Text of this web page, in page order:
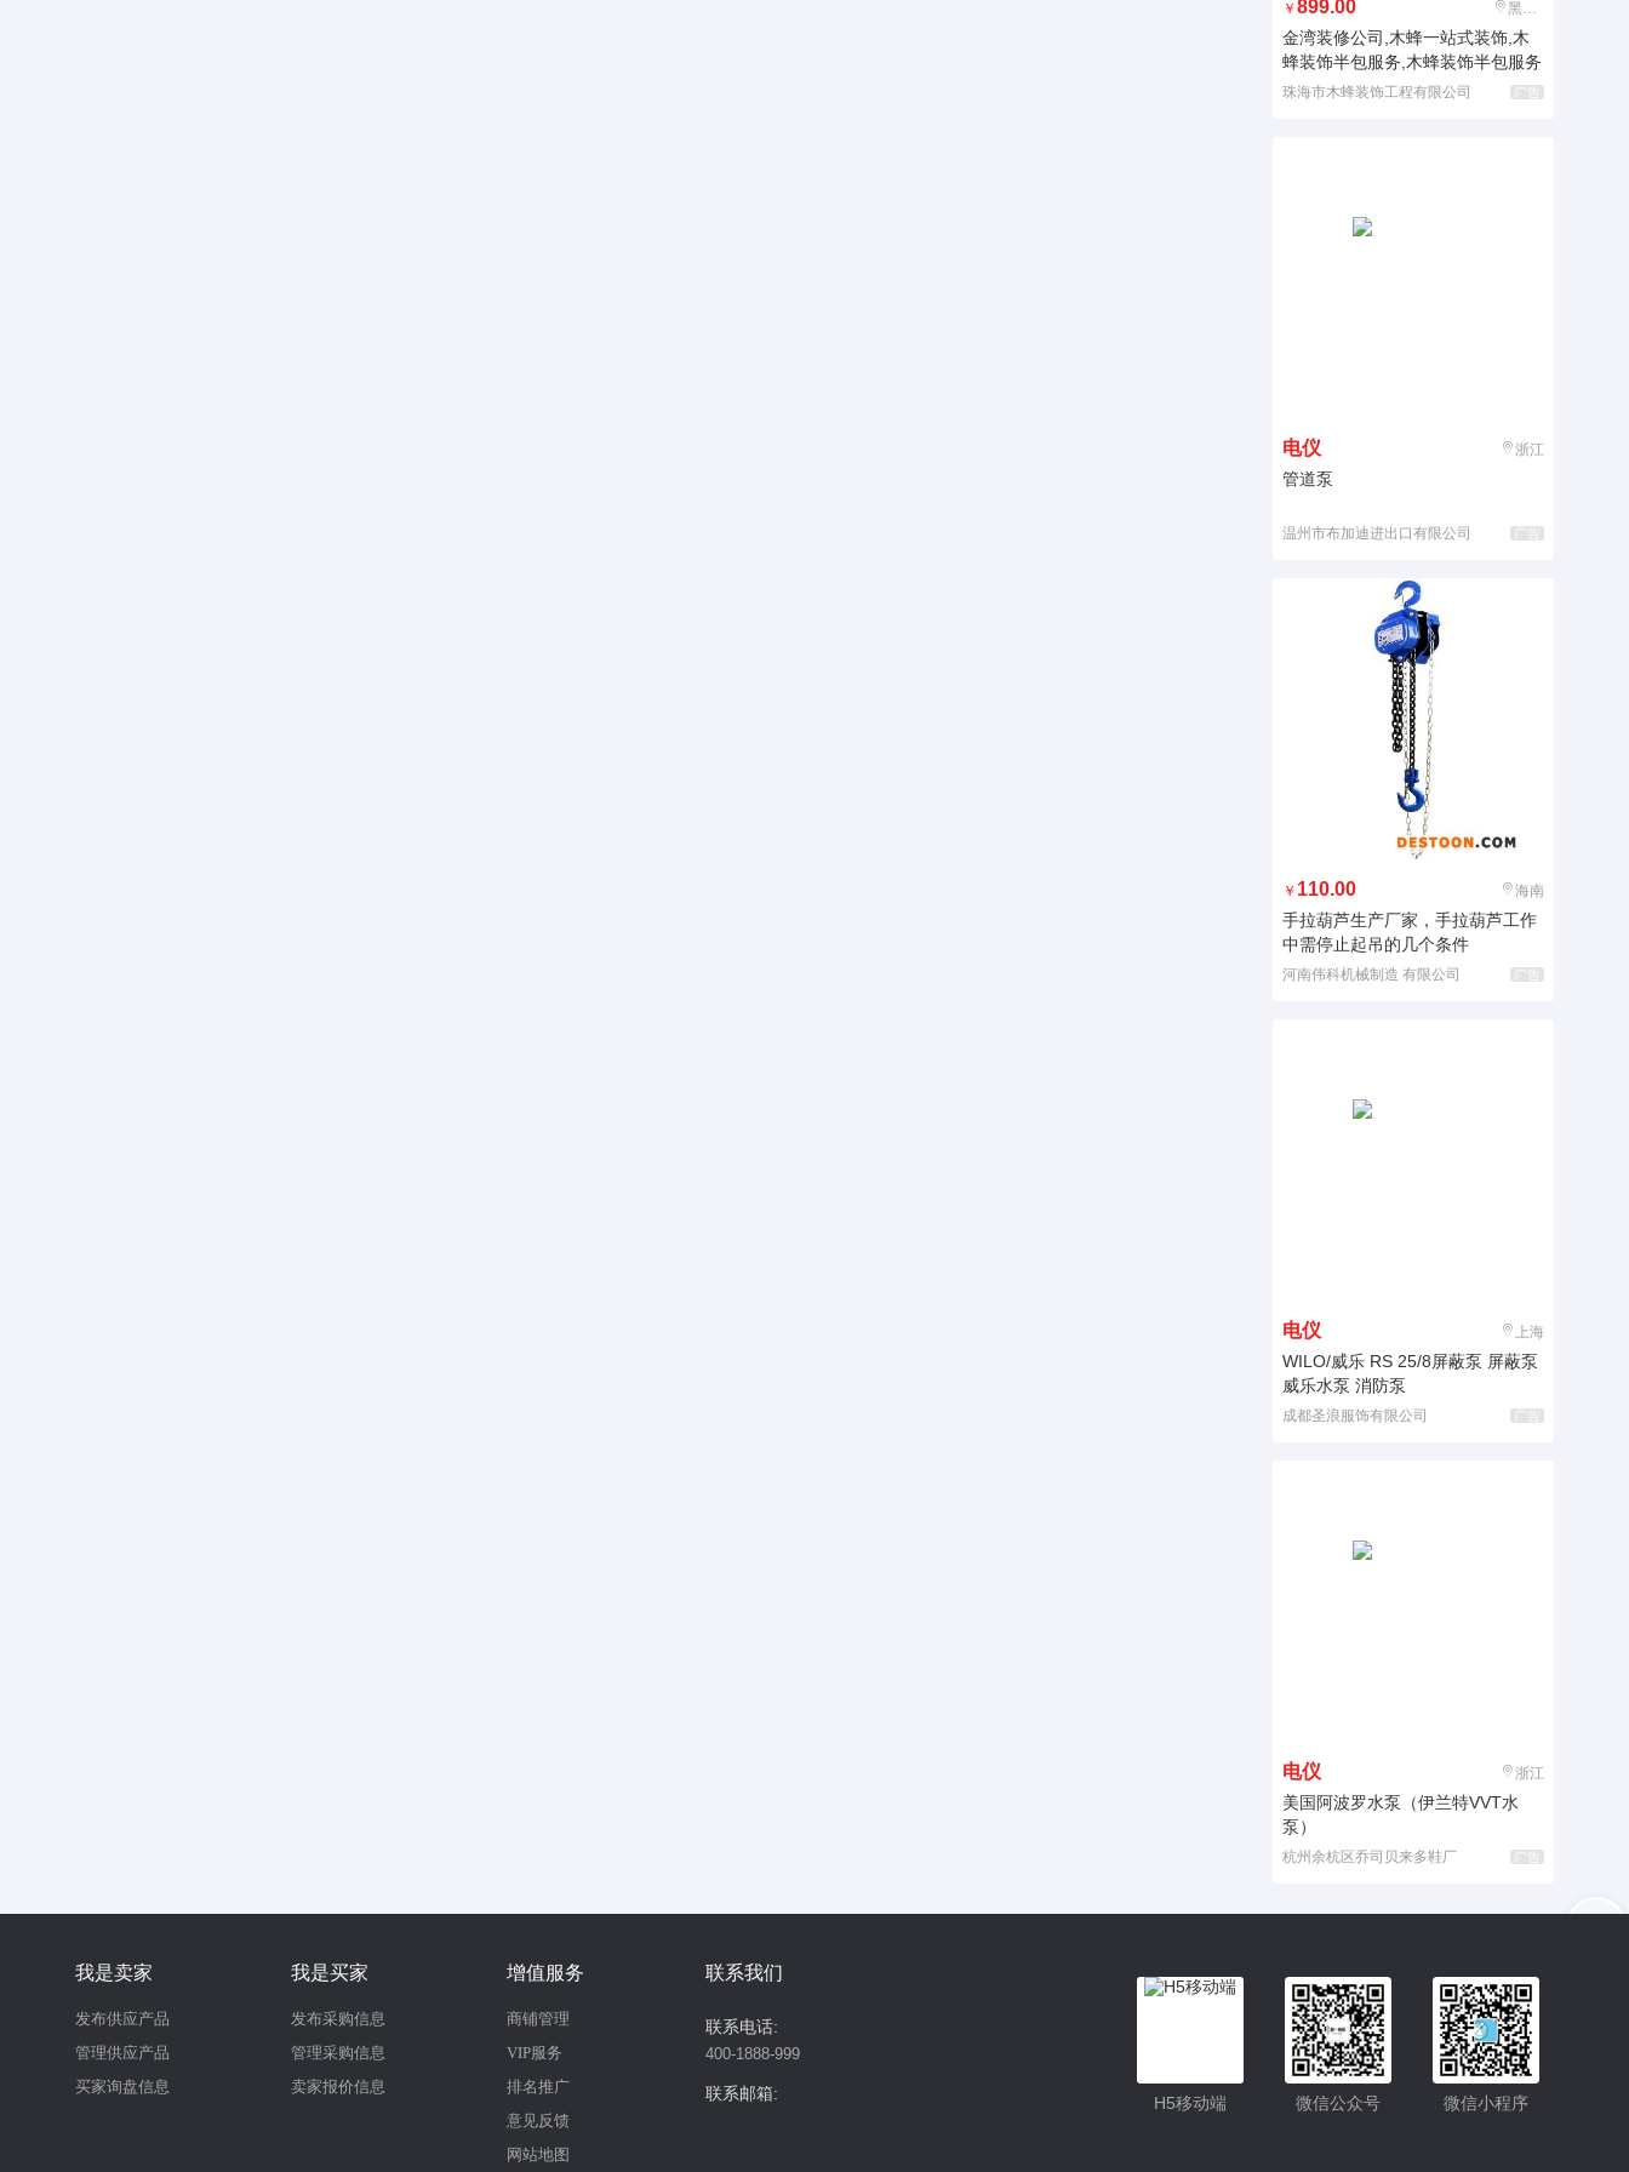
￥ 899.00 黑龙江
金湾装修公司,木蜂一站式装饰,木
蜂装饰半包服务,木蜂装饰半包服务
珠海市木蜂装饰工程有限公司 广告
电仪 浙江
管道泵
温州市布加迪进出口有限公司 广告
￥ 110.00 海南
手拉葫芦生产厂家，手拉葫芦工作
中需停止起吊的几个条件
河南伟科机械制造 有限公司 广告
电仪 上海
WILO/威乐 RS 25/8屏蔽泵 屏蔽泵
威乐水泵 消防泵
成都圣浪服饰有限公司 广告
电仪 浙江
美国阿波罗水泵（伊兰特VVT水
泵）
杭州余杭区乔司贝来多鞋厂 广告
我是卖家
发布供应产品
管理供应产品
买家询盘信息
我是买家
发布采购信息
管理采购信息
卖家报价信息
增值服务
商铺管理
VIP服务
排名推广
意见反馈
网站地图
联系我们
联系电话:
400-1888-999
联系邮箱: 微信小程序
微信公众号
H5移动端
小程序更便捷的查找产品